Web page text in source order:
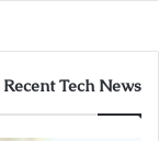
Recent Tech News